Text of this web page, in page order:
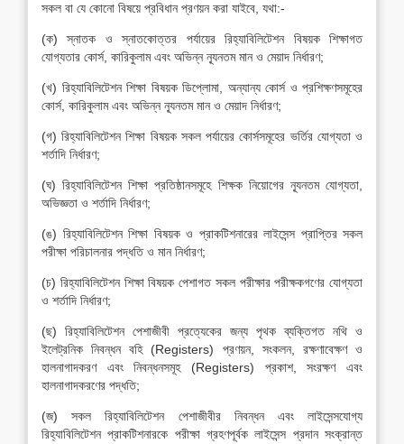
সকল বা যে কোনো বিষয়ে প্রবিধান প্রণয়ন করা যাইবে, যথা:-
(ক) স্নাতক ও স্নাতকোত্তর পর্যায়ের রিহ্যাবিলিটেশন বিষয়ক শিক্ষাগত
যোগ্যতার কোর্স, কারিকুলাম এবং অভিন্ন ন্যূনতম মান ও মেয়াদ নির্ধারণ;
(খ) রিহ্যাবিলিটেশন শিক্ষা বিষয়ক ডিপ্লোমা, অন্যান্য কোর্স ও প্রশিক্ষণসমূহের
কোর্স, কারিকুলাম এবং অভিন্ন ন্যূনতম মান ও মেয়াদ নির্ধারণ;
(গ) রিহ্যাবিলিটেশন শিক্ষা বিষয়ক সকল পর্যায়ের কোর্সসমূহের ভর্তির যোগ্যতা ও
শর্তাদি নির্ধারণ;
(ঘ) রিহ্যাবিলিটেশন শিক্ষা প্রতিষ্ঠানসমূহে শিক্ষক নিয়োগের ন্যূনতম যোগ্যতা,
অভিজ্ঞতা ও শর্তাদি নির্ধারণ;
(ঙ) রিহ্যাবিলিটেশন শিক্ষা বিষয়ক ও প্রাকটিশনারের লাইসেন্স প্রাপ্তির সকল
পরীক্ষা পরিচালনার পদ্ধতি ও মান নির্ধারণ;
(চ) রিহ্যাবিলিটেশন শিক্ষা বিষয়ক পেশাগত সকল পরীক্ষার পরীক্ষকগণের যোগ্যতা
ও শর্তাদি নির্ধারণ;
(ছ) রিহ্যাবিলিটেশন পেশাজীবী প্রত্যেকের জন্য পৃথক ব্যক্তিগত নথি ও
ইলেট্রনিক নিবন্ধন বহি (Registers) প্রণয়ন, সংকলন, রক্ষণাবেক্ষণ ও
হালনাগাদকরণ এবং নিবন্ধনসমূহ (Registers) প্রকাশ, সংরক্ষণ এবং
হালনাগাদকরণের পদ্ধতি;
(জ) সকল রিহ্যাবিলিটেশন পেশাজীবীর নিবন্ধন এবং লাইসেন্সযোগ্য
রিহ্যাবিলিটেশন প্রাকটিশনারকে পরীক্ষা গ্রহণপূর্বক লাইসেন্স প্রদান সংক্রান্ত